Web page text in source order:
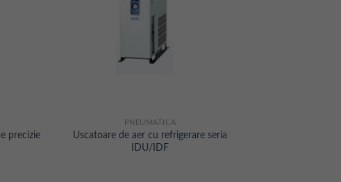
precizie
PNEUMATICA
Uscatoare de aer cu refrigerare seria
IDU/IDF